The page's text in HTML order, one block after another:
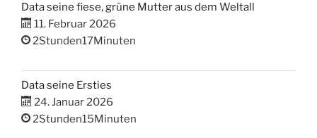
Data seine fiese, grüne Mutter aus dem Weltall
11. Februar 2026
2Stunden17Minuten
Data seine Ersties
24. Januar 2026
2Stunden15Minuten